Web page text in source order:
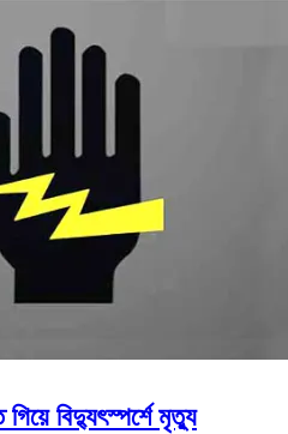
গিয়ে বিদ্যুৎস্পর্শে মৃত্যু